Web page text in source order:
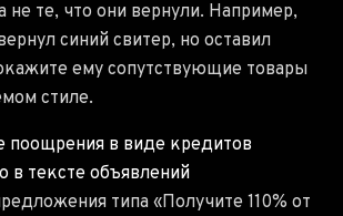
не те, что они вернули. Например,
синий свитер, но оставил
ему сопутствующие товары
стиле.
поощрения в виде кредитов
в тексте объявлений
типа «Получите 110% от